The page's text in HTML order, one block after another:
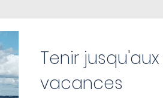
Tenir
vacances